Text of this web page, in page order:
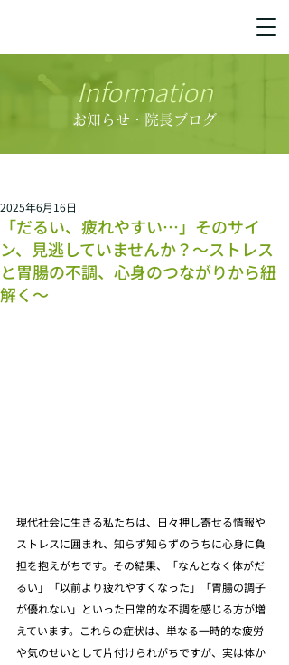
Information
お知らせ・院長ブログ
「だるい、疲れやすい…」そのサイ
ン、見逃していませんか？～ストレス
と胃腸の不調、心身のつながりから紐
解く～
2025年6月16日
現代社会に生きる私たちは、日々押し寄せる情報や
ストレスに囲まれ、知らず知らずのうちに心身に負
担を抱えがちです。その結果、「なんとなく体がだ
るい」「以前より疲れやすくなった」「胃腸の調子
が優れない」といった日常的な不調を感じる方が増
えています。これらの症状は、単なる一時的な疲労
や気のせいとして片付けられがちですが、実は体か